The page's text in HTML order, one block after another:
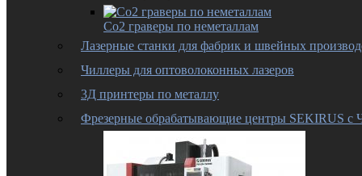
Co2 граверы по неметаллам
Лазерные станки для фабрик и швейных
Чиллеры для оптоволоконных лазеров
3Д принтеры по металлу
Фрезерные обрабатывающие центры SEKIRUS с